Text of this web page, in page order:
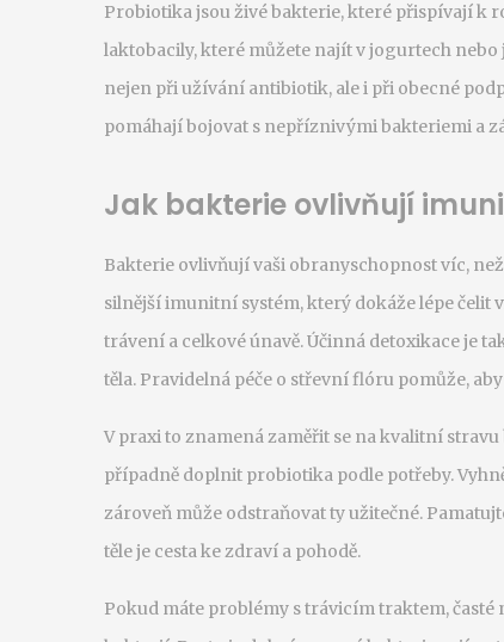
Probiotika jsou živé bakterie, které přispívají k
laktobacily, které můžete najít v jogurtech
nejen při užívání antibiotik, ale i při obecné
pomáhají bojovat s nepříznivými bakteriemi a
Jak bakterie ovlivňují
Bakterie ovlivňují vaši obranyschopnost víc,
silnější imunitní systém, který dokáže lépe
trávení a celkové únavě. Účinná detoxikace je
těla. Pravidelná péče o střevní flóru pomůže,
V praxi to znamená zaměřit se na kvalitní
případně doplnit probiotika podle potřeby.
zároveň může odstraňovat ty užitečné.
těle je cesta ke zdraví a pohodě.
Pokud máte problémy s trávicím traktem,